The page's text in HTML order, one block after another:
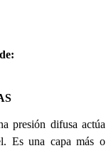
presión difusa actúa
Es una capa más o